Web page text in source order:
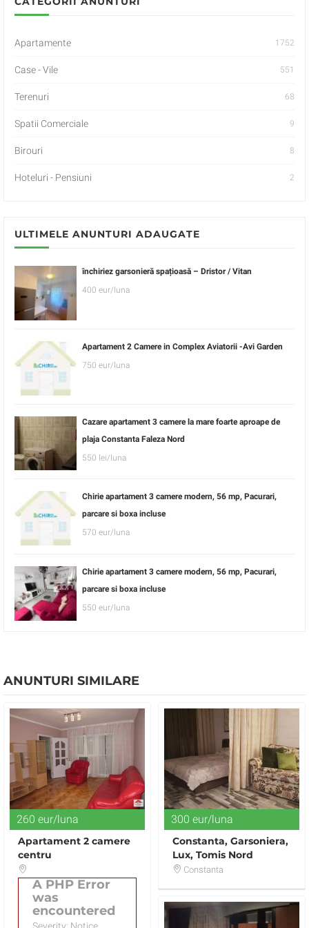
Apartamente 1752
Case - Vile 551
Terenuri 68
Spatii Comerciale 9
Birouri 8
Hoteluri - Pensiuni 2
ULTIMELE ANUNTURI ADAUGATE
închiriez garsonieră spațioasă – Dristor / Vitan
400 eur/luna
Apartament 2 Camere in Complex Aviatorii -Avi Garden
750 eur/luna
Cazare apartament 3 camere la mare foarte aproape de
plaja Constanta Faleza Nord
550 lei/luna
Chirie apartament 3 camere modern, 56 mp, Pacurari,
parcare si boxa incluse
570 eur/luna
Chirie apartament 3 camere modern, 56 mp, Pacurari,
parcare si boxa incluse
550 eur/luna
ANUNTURI SIMILARE
260 eur/luna
Apartament 2 camere
centru
A PHP Error
was
encountered
300 eur/luna
Constanta, Garsoniera,
Lux, Tomis Nord
Constanta